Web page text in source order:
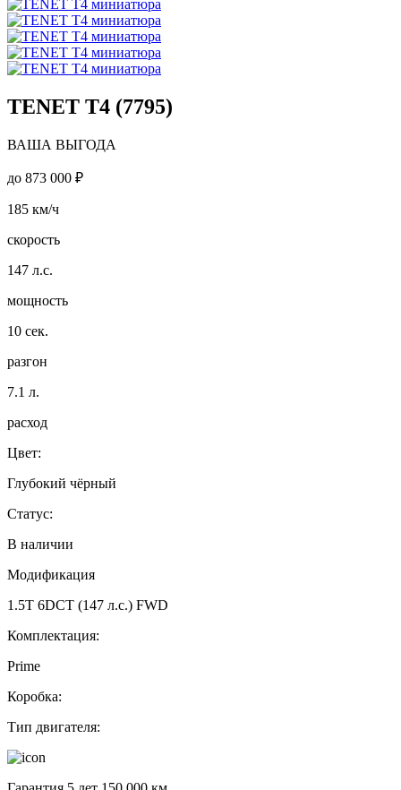
TENET T4 (7795)
ВАША ВЫГОДА
до 873 000 ₽
185 км/ч
скорость
147 л.с.
мощность
10 сек.
разгон
7.1 л.
расход
Цвет:
Глубокий чёрный
Статус:
В наличии
Модификация
1.5T 6DCT (147 л.с.) FWD
Комплектация:
Prime
Коробка:
Тип двигателя: